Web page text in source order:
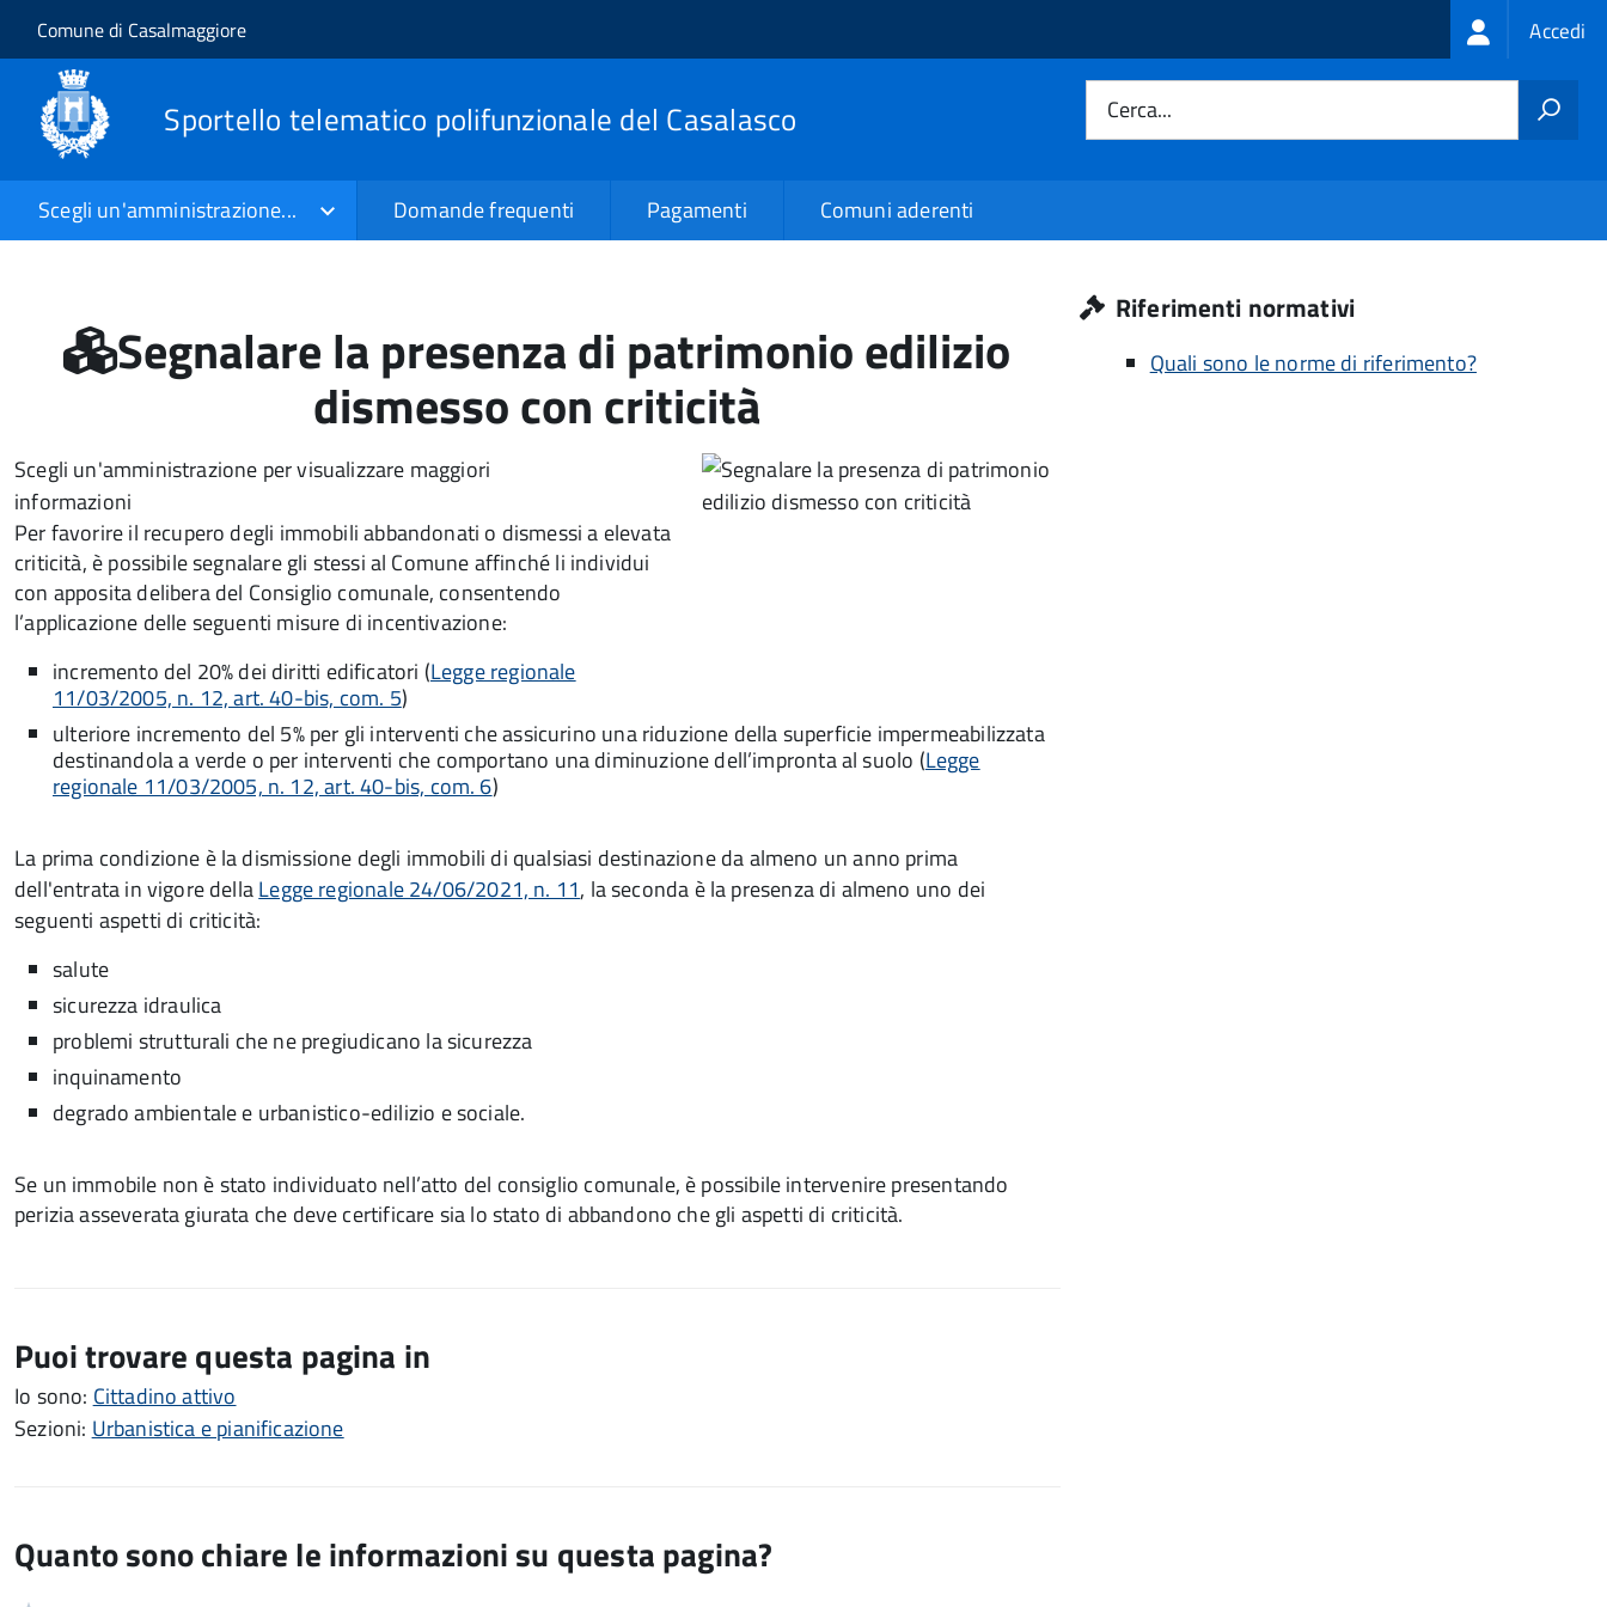
Salta al contenuto principale
Skip to site navigation
Comune di Casalmaggiore Login
menu
Accedi
Sportello telematico polifunzionale del Casalasco Cerca...
Scegli un'amministrazione... Domande frequenti Pagamenti Comuni aderenti
Segnalare la presenza di patrimonio edilizio
dismesso con criticità
Scegli un'amministrazione per visualizzare maggiori
informazioni
Per favorire il recupero degli immobili abbandonati o dismessi a elevata
criticità, è possibile segnalare gli stessi al Comune affinché li individui
con apposita delibera del Consiglio comunale, consentendo
l’applicazione delle seguenti misure di incentivazione:
incremento del 20% dei diritti edificatori (Legge regionale
11/03/2005, n. 12, art. 40-bis, com. 5)
ulteriore incremento del 5% per gli interventi che assicurino una riduzione della superficie impermeabilizzata
destinandola a verde o per interventi che comportano una diminuzione dell’impronta al suolo (Legge
regionale 11/03/2005, n. 12, art. 40-bis, com. 6)
La prima condizione è la dismissione degli immobili di qualsiasi destinazione da almeno un anno prima
dell'entrata in vigore dellaLegge regionale 24/06/2021, n. 11, la seconda è la presenza di almeno uno dei
seguenti aspetti di criticità:
salute
sicurezza idraulica
problemi strutturali che ne pregiudicano la sicurezza
inquinamento
degrado ambientale e urbanistico-edilizio e sociale.
Se un immobile non è stato individuato nell’atto del consiglio comunale, è possibile intervenire presentando
perizia asseverata giurata che deve certificare sia lo stato di abbandono che gli aspetti di criticità.
Puoi trovare questa pagina in
Io sono: Cittadino attivo
Sezioni: Urbanistica e pianificazione
Quanto sono chiare le informazioni su questa pagina?
Riferimenti normativi
Quali sono le norme di riferimento?